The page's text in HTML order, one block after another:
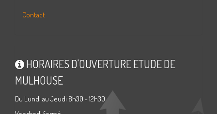
Contact
HORAIRES D'OUVERTURE ETUDE DE
MULHOUSE
Du Lundi au Jeudi 8h30 - 12h30